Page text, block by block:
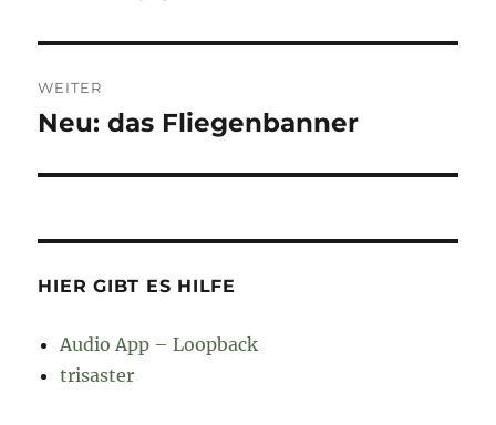
WEITER
Nächster
Neu: das Fliegenbanner
HIER GIBT ES HILFE
Audio App – Loopback
trisaster